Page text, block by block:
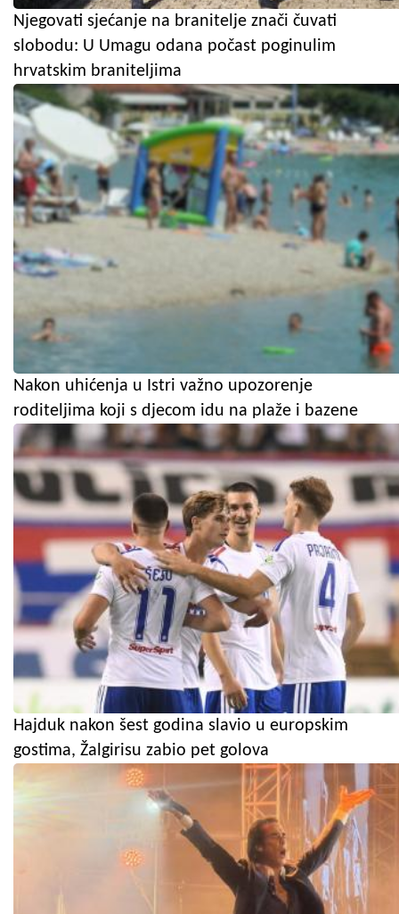
Njegovati sjećanje na branitelje znači čuvati
slobodu: U Umagu odana počast poginulim
hrvatskim braniteljima
Nakon uhićenja u Istri važno upozorenje
roditeljima koji s djecom idu na plaže i bazene
Hajduk nakon šest godina slavio u europskim
gostima, Žalgirisu zabio pet golova